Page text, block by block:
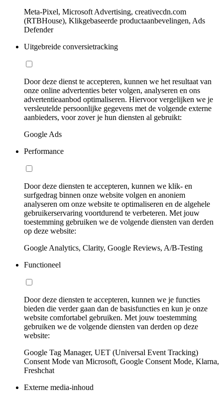
Meta-Pixel, Microsoft Advertising, creativecdn.com
(RTBHouse), Klikgebaseerde productaanbevelingen, Ads
Defender
Uitgebreide conversietracking
Door deze dienst te accepteren, kunnen we het resultaat van
onze online advertenties beter volgen, analyseren en ons
advertentieaanbod optimaliseren. Hiervoor vergelijken we je
versleutelde persoonlijke gegevens met de volgende externe
aanbieders, voor zover je hun diensten al gebruikt:
Google Ads
Performance
Door deze diensten te accepteren, kunnen we klik- en
surfgedrag binnen onze website volgen en anoniem
analyseren om onze website te optimaliseren en de algehele
gebruikerservaring voortdurend te verbeteren. Met jouw
toestemming gebruiken we de volgende diensten van derden
op deze website:
Google Analytics, Clarity, Google Reviews, A/B-Testing
Functioneel
Door deze diensten te accepteren, kunnen we je functies
bieden die verder gaan dan de basisfuncties en kun je onze
website comfortabel gebruiken. Met jouw toestemming
gebruiken we de volgende diensten van derden op deze
website:
Google Tag Manager, UET (Universal Event Tracking)
Consent Mode van Microsoft, Google Consent Mode, Klarna,
Freshchat
Externe media-inhoud